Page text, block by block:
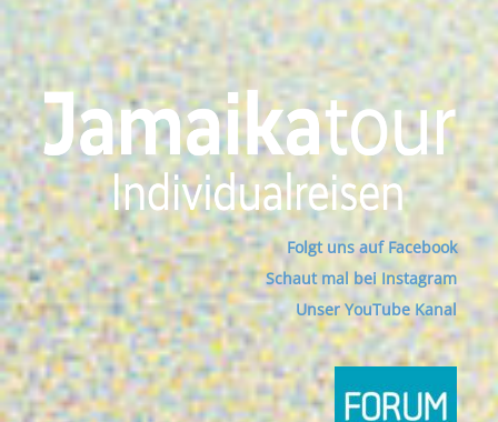
Folgt uns auf Facebook
Schaut mal bei Instagram
Unser YouTube Kanal